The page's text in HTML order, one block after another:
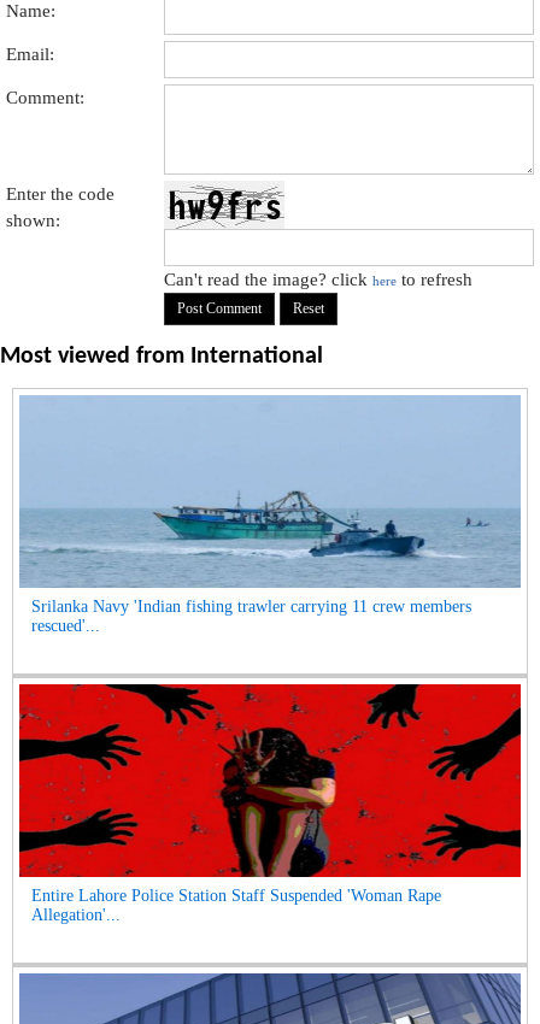
Name:
Email:
Comment:
Enter the code
shown:
Can't read the image? clickhere to refresh
Most viewed from International
Srilanka Navy 'Indian fishing trawler carrying 11 crew members
rescued'...
Entire Lahore Police Station Staff Suspended 'Woman Rape
Allegation'...